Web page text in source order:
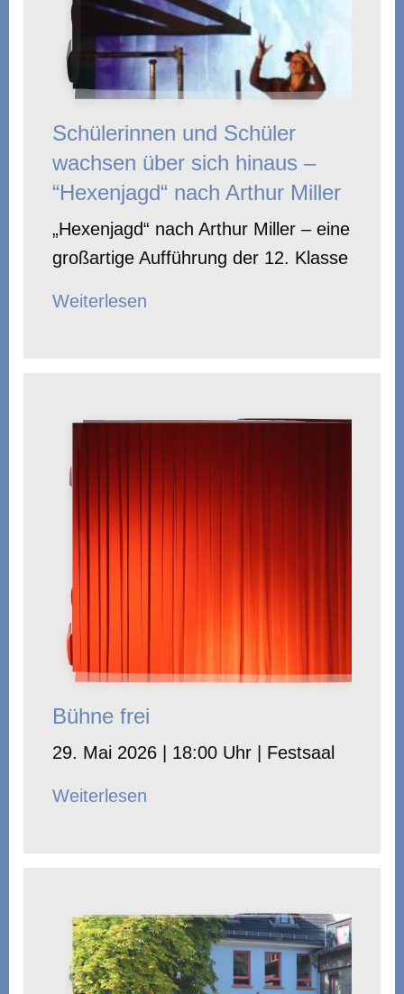
Schülerinnen und Schüler
wachsen über sich hinaus –
“Hexenjagd“ nach Arthur Miller
„Hexenjagd“ nach Arthur Miller – eine
großartige Aufführung der 12. Klasse
Weiterlesen
Bühne frei
29. Mai 2026 | 18:00 Uhr | Festsaal
Weiterlesen